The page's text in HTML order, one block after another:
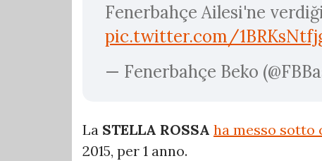
Fenerbahçe Ailesi'ne
pic.twitter.com/
— Fenerbahçe Beko
La STELLA ROSSA ha messo
2015, per 1 anno.